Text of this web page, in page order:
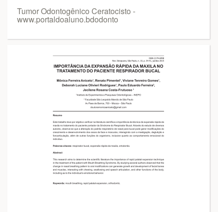
Tumor Odontogênico Ceratocisto -
www.portaldoaluno.bdodonto